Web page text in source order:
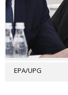
EPA/UPG